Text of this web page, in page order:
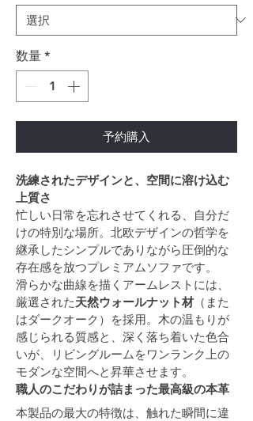
数量 *
予約購入
洗練されたデザインと、空間に溶け込む
上質さ
忙しい日常を忘れさせてくれる、自分だ
けの特別な場所。北欧デザインの哲学を
継承したシンプルでありながら圧倒的な
存在感を放つプレミアムソファです。
滑らかな曲線を描くアームレストには、
厳選された天然ウォールナット材 （また
はダークオーク）を採用。木の温もりが
感じられる質感と、深く落ち着いた色合
いが、リビングルームをワンランク上の
モダンな空間へと昇華させます。
職人のこだわりが詰まった最高級の本革
本製品の最大の特徴は、触れた瞬間に違